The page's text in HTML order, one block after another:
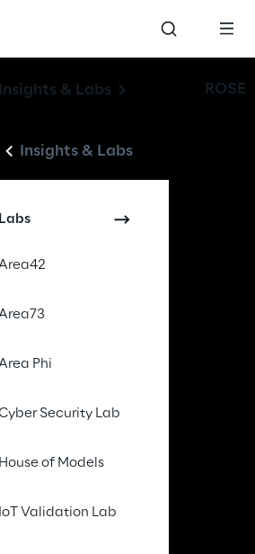
Insights & Labs
Insights & Labs
Labs
Phi
Security Lab
House of Models
IoT Validation Lab
ROSE